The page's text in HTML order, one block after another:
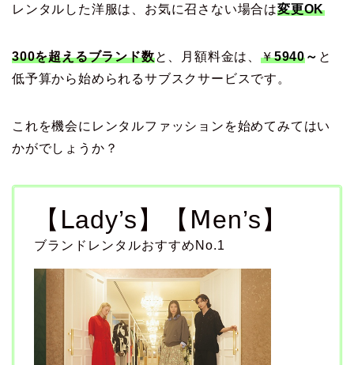
レンタルした洋服は、お気に召さない場合は変更OK
300を超えるブランド数と、月額料金は、￥5940～ と
低予算から始められるサブスクサービスです。
これを機会にレンタルファッションを始めてみてはい
かがでしょうか？
【Ⅼady’s】【Ⅿen’s】
ブランドレンタルおすすめNo.1